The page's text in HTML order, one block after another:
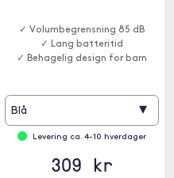
✓ Volumbegrensning 85 dB
✓ Lang batteritid
✓ Behagelig design for barn
Blå ▾
Levering ca. 4-10 hverdager
309 kr